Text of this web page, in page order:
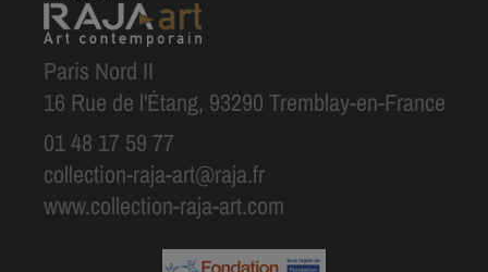
Paris Nord II
16 Rue de l'Étang, 93290 Tremblay-en-France
01 48 17 59 77
collection-raja-art@raja.fr
www.collection-raja-art.com